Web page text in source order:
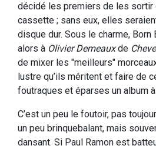
décidé les premiers de les sortir
cassette ; sans eux, elles
disque dur. Sous le charme,
alors à Olivier Demeauxde
de mixer les "meilleurs"
lustre qu’ils méritent et faire de
foutraques et éparses un album
C’est un peu le foutoir, pas
un peu brinquebalant, mais
dansant. Si Paul Ramon est